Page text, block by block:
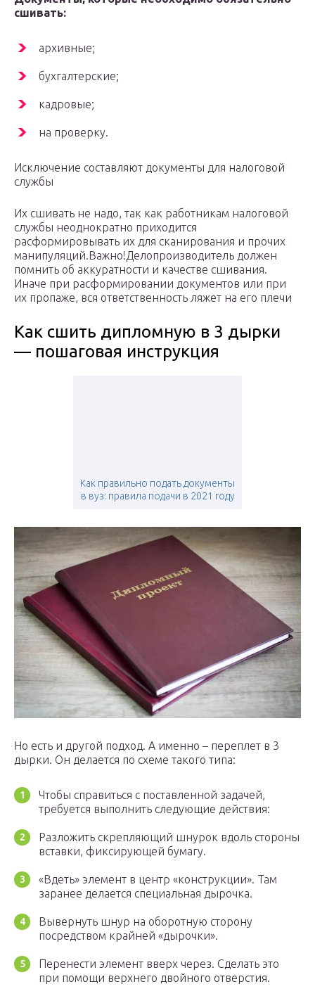
сшивать:
архивные;
бухгалтерские;
кадровые;
на проверку.
Исключение составляют документы для налоговой
службы
Их сшивать не надо, так как работникам налоговой
службы неоднократно приходится
расформировывать их для сканирования и прочих
манипуляций.Важно!Делопроизводитель должен
помнить об аккуратности и качестве сшивания.
Иначе при расформировании документов или при
их пропаже, вся ответственность ляжет на его плечи
Как сшить дипломную в 3 дырки
— пошаговая инструкция
Как правильно подать документы
в вуз: правила подачи в 2021 году
Но есть и другой подход. А именно – переплет в 3
дырки. Он делается по схеме такого типа:
Чтобы справиться с поставленной задачей,
требуется выполнить следующие действия:
Разложить скрепляющий шнурок вдоль стороны
вставки, фиксирующей бумагу.
«Вдеть» элемент в центр «конструкции». Там
заранее делается специальная дырочка.
Вывернуть шнур на оборотную сторону
посредством крайней «дырочки».
Перенести элемент вверх через. Сделать это
при помощи верхнего двойного отверстия.